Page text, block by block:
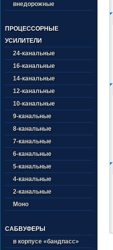
внедорожные
ПРОЦЕССОРНЫЕ
УСИЛИТЕЛИ
24-канальные
16-канальные
14-канальные
12-канальные
10-канальные
9-канальные
8-канальные
7-канальные
6-канальные
5-канальные
4-канальные
2-канальные
Моно
САБВУФЕРЫ
в корпусе «бандпасс»